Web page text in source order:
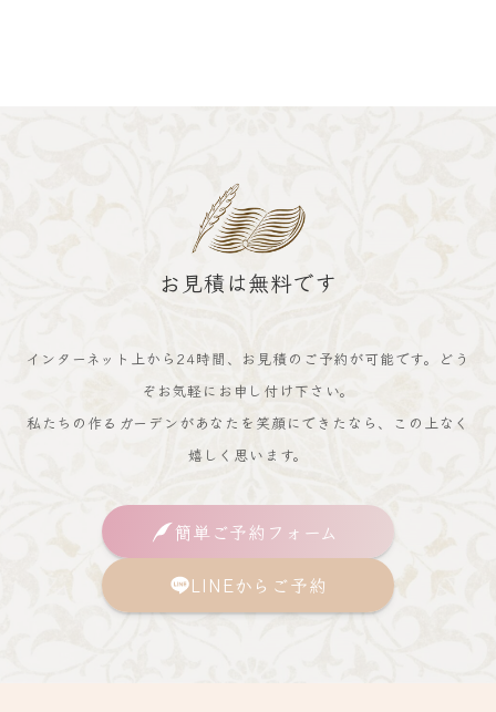
お見積は無料です
インターネット上から24時間、お見積のご予約が可能です。どう
ぞお気軽にお申し付け下さい。
私たちの作るガーデンがあなたを笑顔にできたなら、この上なく
嬉しく思います。
簡単ご予約フォーム
LINEからご予約